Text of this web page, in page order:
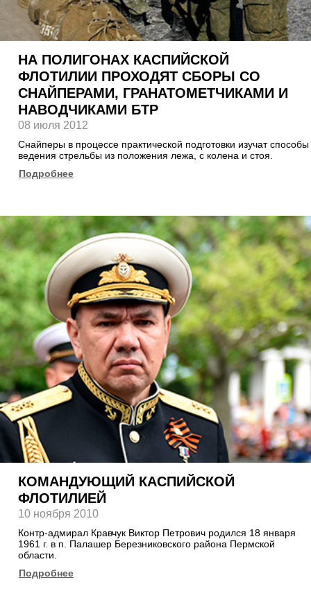
НА ПОЛИГОНАХ КАСПИЙСКОЙ
ФЛОТИЛИИ ПРОХОДЯТ СБОРЫ СО
СНАЙПЕРАМИ, ГРАНАТОМЕТЧИКАМИ И
НАВОДЧИКАМИ БТР
08 июля 2012
Снайперы в процессе практической подготовки изучат способы
ведения стрельбы из положения лежа, с колена и стоя.
Подробнее
КОМАНДУЮЩИЙ КАСПИЙСКОЙ
ФЛОТИЛИЕЙ
10 ноября 2010
Контр-адмирал Кравчук Виктор Петрович родился 18 января
1961 г. в п. Палашер Березниковского района Пермской
области.
Подробнее